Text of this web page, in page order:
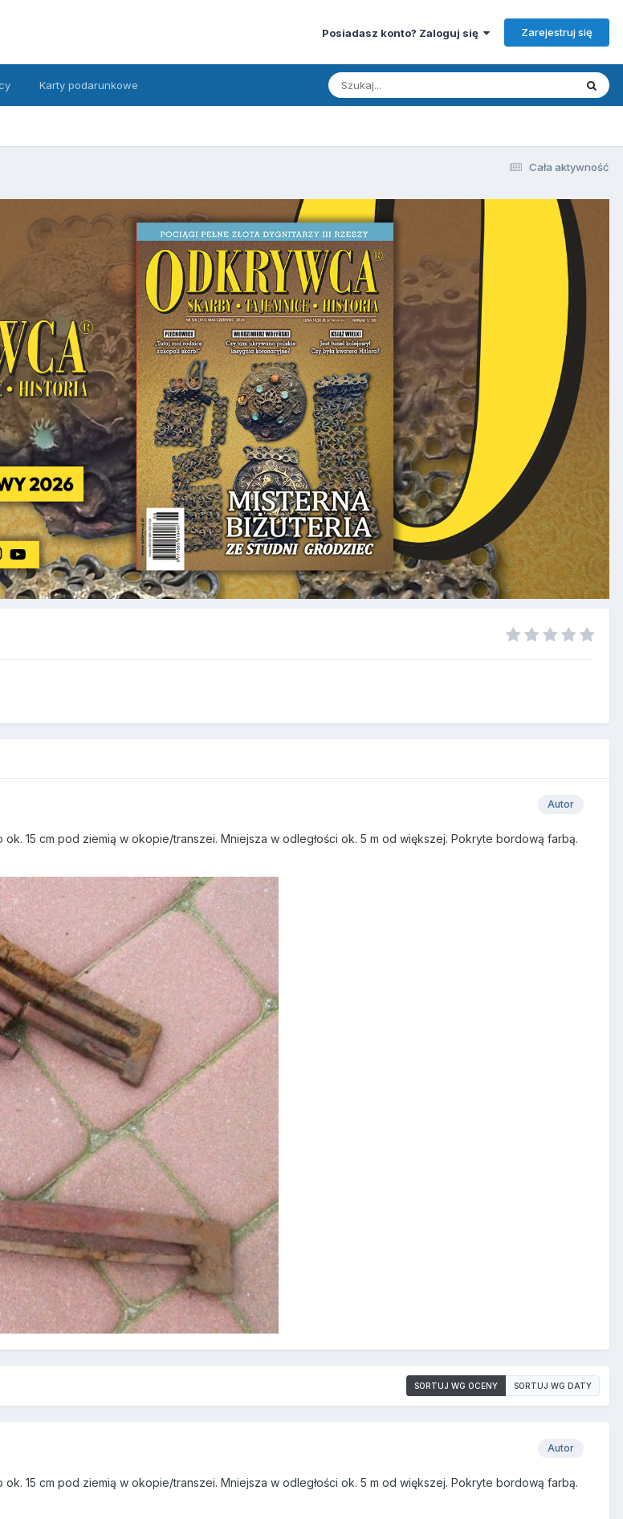
Posiadasz konto? Zaloguj się Zarejestruj się
Karty podarunkowe
Cała aktywność
Autor
ok. 15 cm pod ziemią w okopie/transzei. Mniejsza w odległości ok. 5 m od większej. Pokryte bordową farbą.
SORTUJ WG OCENY SORTUJ WG DATY
Autor
ok. 15 cm pod ziemią w okopie/transzei. Mniejsza w odległości ok. 5 m od większej. Pokryte bordową farbą.